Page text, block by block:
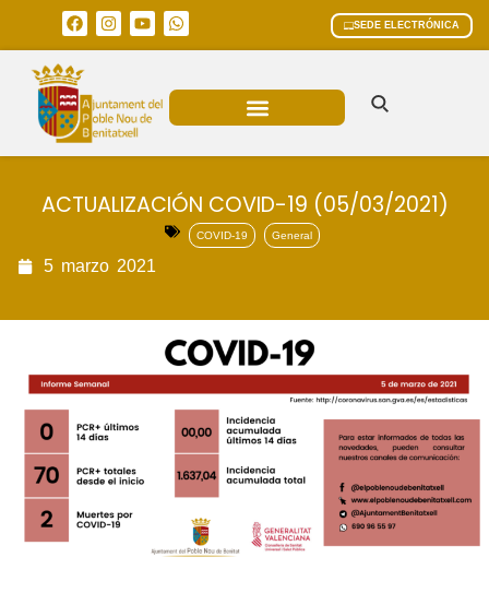
SEDE ELECTRÓNICA
ACTUALIZACIÓN COVID-19 (05/03/2021)
COVID-19 General
5 marzo 2021